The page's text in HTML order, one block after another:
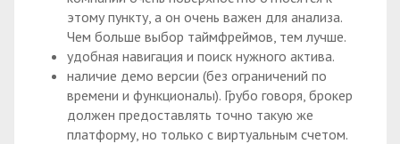
этому пункту, а он очень важен для анализа.
Чем больше выбор таймфреймов, тем лучше.
удобная навигация и поиск нужного актива.
наличие демо версии (без ограничений по
времени и функционалы). Грубо говоря, брокер
должен предоставлять точно такую же
платформу, но только с виртуальным счетом.